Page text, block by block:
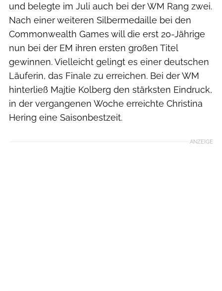
und belegte im Juli auch bei der WM Rang zwei.
Nach einer weiteren Silbermedaille bei den
Commonwealth Games will die erst 20-Jährige
nun bei der EM ihren ersten großen Titel
gewinnen. Vielleicht gelingt es einer deutschen
Läuferin, das Finale zu erreichen. Bei der WM
hinterließ Majtie Kolberg den stärksten Eindruck,
in der vergangenen Woche erreichte Christina
Hering eine Saisonbestzeit.
ANZEIGE